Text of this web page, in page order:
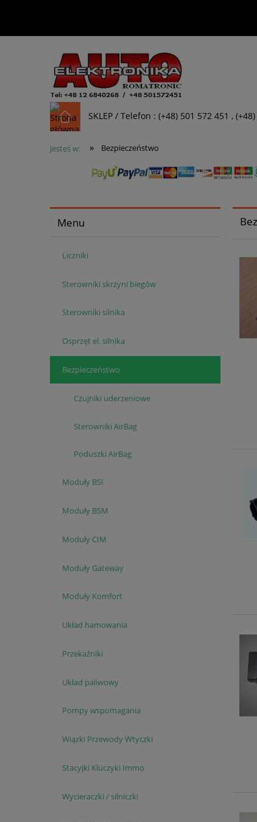
SKLEP / Telefon : (+48) 501 572 451 ,
Jesteś w: » Bezpieczeństwo
Menu
Liczniki
Sterowniki skrzyni biegów
Sterowniki silnika
Osprzęt el. silnika
Bezpieczeństwo
Czujniki uderzeniowe
Sterowniki AirBag
Poduszki AirBag
Moduły BSI
Moduły BSM
Moduły CIM
Moduły Gateway
Moduły Komfort
Układ hamowania
Przekaźniki
Układ paliwowy
Pompy wspomagania
Wiązki Przewody Wtyczki
Stacyjki Kluczyki Immo
Wycieraczki / silniczki